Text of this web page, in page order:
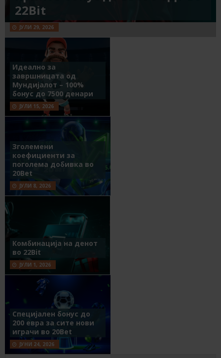
22Bit
ЈУЛИ 29, 2026
Идеално за
завршницата од
Мундијалот – 100%
бонус до 7500 денари
ЈУЛИ 15, 2026
Зголемени
коефициенти за
поголема добивка во
20Bet
ЈУЛИ 8, 2026
Комбинација на денот
во 22Bit
ЈУЛИ 1, 2026
Специјален бонус до
200 евра за сите нови
играчи во 20Bet
ЈУНИ 24, 2026